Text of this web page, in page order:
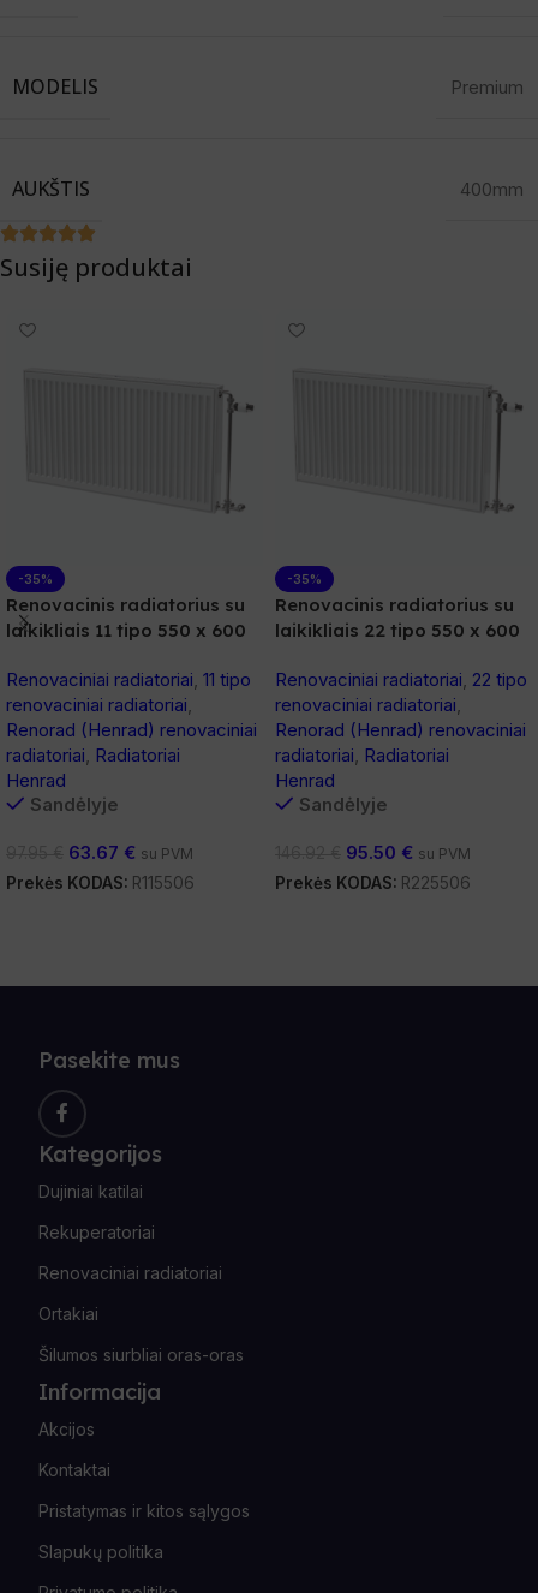
MODELIS Premium
AUKŠTIS 400mm
Susiję produktai
-35%
Renovacinis radiatorius su
laikikliais 11 tipo 550 x 600
Renovaciniai radiatoriai, 11 tipo
renovaciniai radiatoriai,
Renorad (Henrad) renovaciniai
radiatoriai, Radiatoriai
Henrad
Sandėlyje
63.67 € su PVM
Prekės KODAS: R115506
-35%
Renovacinis radiatorius su
laikikliais 22 tipo 550 x 600
Renovaciniai radiatoriai, 22 tipo
renovaciniai radiatoriai,
Renorad (Henrad) renovaciniai
radiatoriai, Radiatoriai
Henrad
Sandėlyje
95.50 € su PVM
Prekės KODAS: R225506
Pasekite mus
Kategorijos
Dujiniai katilai
Rekuperatoriai
Renovaciniai radiatoriai
Ortakiai
Šilumos siurbliai oras-oras
Informacija
Akcijos
Kontaktai
Pristatymas ir kitos sąlygos
Slapukų politika